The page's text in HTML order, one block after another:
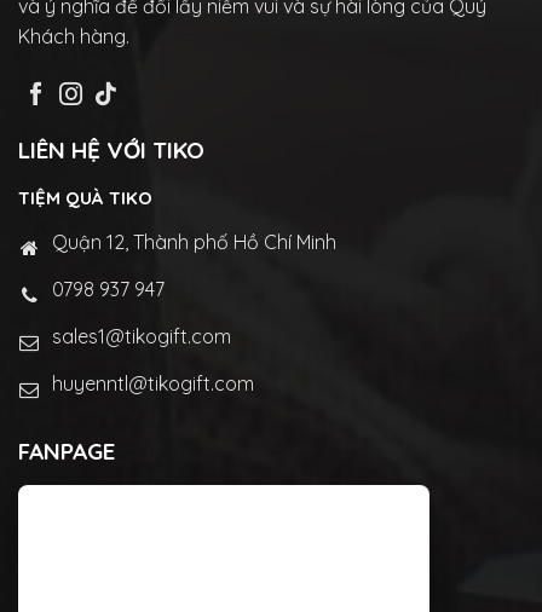
và ý nghĩa để đổi lấy niềm vui và sự hài lòng của Quý
Khách hàng.
LIÊN HỆ VỚI TIKO
TIỆM QUÀ TIKO
Quận 12, Thành phố Hồ Chí Minh
0798 937 947
sales1@tikogift.com
huyenntl@tikogift.com
FANPAGE